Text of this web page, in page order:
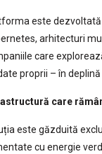
este
arhitecturi
care
proprii – în
care
este găzduită
cu energie